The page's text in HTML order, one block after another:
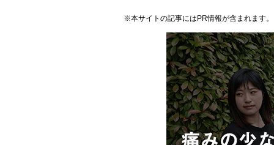
※本サイトの記事にはPR情報が含まれます。